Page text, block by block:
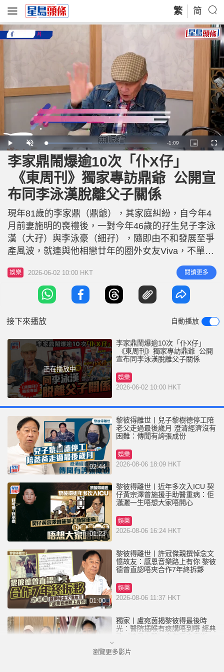
繁 简
P
l
a
y
U
n
m
u
t
e
L
o
a
d
e
d
:
4
1
.
9
4
R
e
n
n
-1:09
P
i
r
e
-
c
t
r
F
u
r
e
李家鼎鬧爆逾10次「仆X仔」
《東周刊》獨家專訪鼎爺 公開宣
布同李泳漢脫離父子關係
現年81歲的李家鼎（鼎爺），其家庭糾紛，自今年4
月前妻施明的喪禮後，一對今年46歲的孖生兒子李泳
漢（大孖）與李泳豪（細孖），隨即由不和發展至爭
產風波，就連與他相戀廿年的圈外女友Viva，不單止
被揭是無綫小生馬貫東的母親，更牽涉在爭產當中。
李家鼎大鬧李泳漢「仆X仔」 「神隱」接近一個月的
鼎爺，現已回復狀態，日前接受本刊的獨家訪問，他
直指家庭紛爭令自己陷入人生低潮，一提起大孖，他
娛樂 2026-06-02 10:00 HKT 閱讀更多
接下來播放 自動播放
正在播放中
李家鼎鬧爆逾10次「仆X仔」
《東周刊》獨家專訪鼎爺 公開
宣布同李泳漢脫離父子關係
娛樂
2026-06-02 10:00 HKT
02:44
黎彼得離世丨兒子黎樹德停工陪
老父走過最後歲月 澄清經濟沒有
困難：傳聞有誇張成份
娛樂
2026-08-06 18:09 HKT
01:23
黎彼得離世丨近年多次入ICU 契
仔黃宗澤曾施援手助醫重病：佢
瀟灑一生唔想大家唔開心
娛樂
2026-08-06 16:24 HKT
01:00
黎彼得離世丨許冠傑親撰悼念文
憶故友：感恩音樂路上有你 黎彼
德曾直認唔夾合作7年終拆夥
娛樂
2026-08-06 11:37 HKT
獨家丨盧宛茵揭黎彼得最後時
光：醫院插喉有痰講唔到嘢 經典
娛樂
瀏覽更多影片